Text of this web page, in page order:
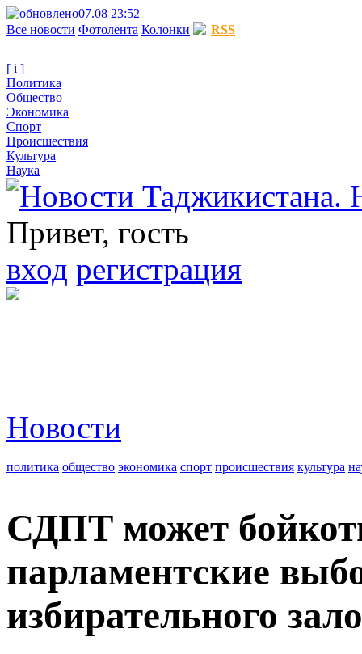
07.08 23:52
Все новости Фотолента Колонки RSS
[ i ]
Политика
Общество
Экономика
Спорт
Происшествия
Культура
Наука
Привет, гость
вход регистрация
Новости
политика общество экономика спорт происшествия культура
СДПТ может
парламентские
избирательного